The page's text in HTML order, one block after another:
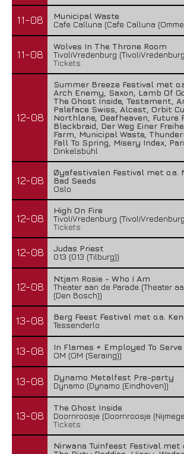
11-08
Municipal Waste
Cafe Calluna (Cafe Calluna
11-08
Wolves In The Throne Room
TivoliVredenburg
Tickets
12-08
Summer Breeze Festival met
Arch Enemy, Saxon, Lamb Of
The Ghost Inside, Testament,
Paleface Swiss, Alcest, Orbit
Northlane, Deafheaven, Future
Blackbraid, Der Weg Einer
Farm, Municipal Waste,
Fall To Spring, Misery Index,
Dinkelsbühl
12-08
Øyafestivalen Festival met o.a.
Bad Seeds
Oslo
12-08
High On Fire
TivoliVredenburg
Tickets
12-08
Judas Priest
013 (013 (Tilburg))
12-08
Ntjam Rosie - Who I Am
Theater aan de Parade (Theater
(Den Bosch))
13-08
Berg Feest Festival met o.a.
Tessenderlo
13-08
In Flames + Employed To Serve
OM (OM (Seraing))
13-08
Dynamo Metalfest Pre-party
Dynamo (Dynamo (Eindhoven))
13-08
The Ghost Inside
Doornroosje (Doornroosje
Tickets
Nirwana Tuinfeest Festival met